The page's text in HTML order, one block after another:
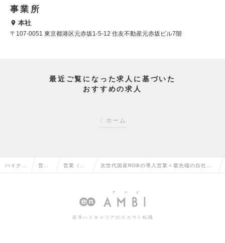
事業所
本社
〒107-0051 東京都港区元赤坂1-5-12 住友不動産元赤坂ビル7階
最近ご覧になった求人に基づいた
おすすめの求人
ホーム
ハイクラ 営業 営業（法 次世代国産RDBの導入営業＜最先端の自社RD
＞の求人情報
若手ハイキャリアのスカウト転職